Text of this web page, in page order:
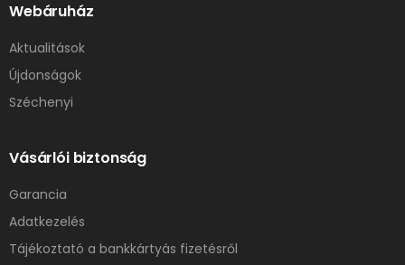
Webáruház
Aktualitások
Újdonságok
Széchenyi
Vásárlói biztonság
Garancia
Adatkezelés
Tájékoztató a bankkártyás fizetésről